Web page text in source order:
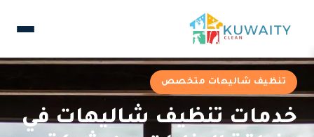
تنظيف شاليهات متخصص
خدمات تنظيف شاليهات في